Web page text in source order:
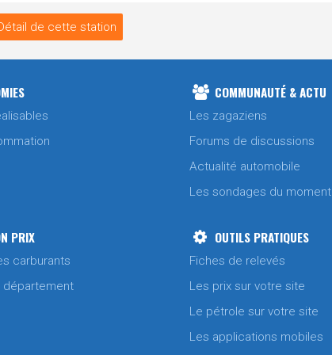
de cette station
COMMUNAUTÉ & ACTU
Les zagaziens
Forums de discussions
Actualité automobile
Les sondages du moment
PRIX
carburants
département
OUTILS PRATIQUES
Fiches de relevés
Les prix sur votre site
Le pétrole sur votre site
Les applications mobiles